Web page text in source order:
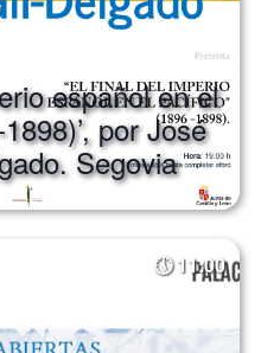
español en el
por José
Segovia